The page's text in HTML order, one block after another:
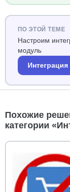
ПО ЭТОЙ ТЕМЕ
Настроим
модуль
Похожие
категории